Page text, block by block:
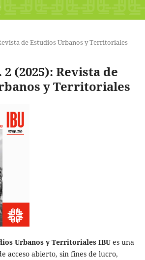
de Estudios Urbanos y Territoriales
(2025): Revista de
y Territoriales
Urbanos y Territoriales IBUes una
acceso abierto, sin fines de lucro,